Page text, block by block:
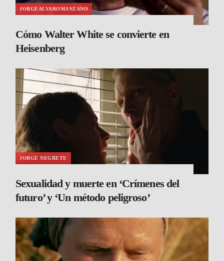
JORGEALVAROMANZANO
Cómo Walter White se convierte en
Heisenberg
JORGE NEGRETE
Sexualidad y muerte en ‘Crímenes del
futuro’ y ‘Un método peligroso’